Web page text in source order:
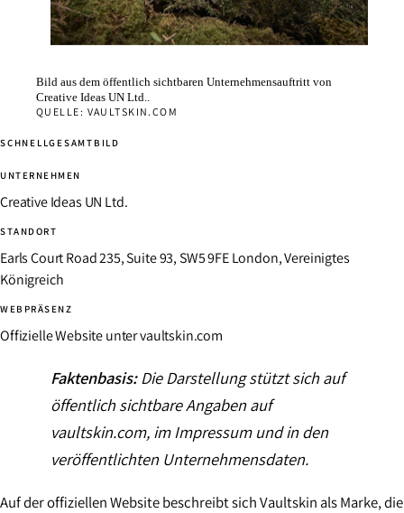
Bild aus dem öffentlich sichtbaren Unternehmensauftritt von
Creative Ideas UN Ltd..
QUELLE: VAULTSKIN.COM
SCHNELLGESAMTBILD
UNTERNEHMEN
Creative Ideas UN Ltd.
STANDORT
Earls Court Road 235, Suite 93, SW5 9FE London, Vereinigtes
Königreich
WEBPRÄSENZ
Offizielle Website unter vaultskin.com
Faktenbasis:Die Darstellung stützt sich auf
öffentlich sichtbare Angaben auf
vaultskin.com, im Impressum und in den
veröffentlichten Unternehmensdaten.
Auf der offiziellen Website beschreibt sich Vaultskin als Marke, die